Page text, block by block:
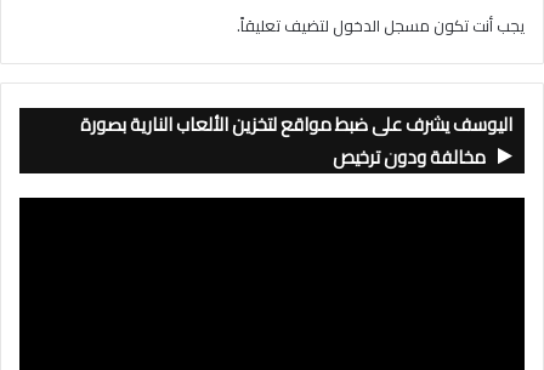
يجب أنت تكون مسجل الدخول لتضيف تعليقاً.
اليوسف يشرف على ضبط مواقع لتخزين الألعاب النارية بصورة
مخالفة ودون ترخيص